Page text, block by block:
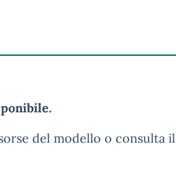
del modello o consulta il